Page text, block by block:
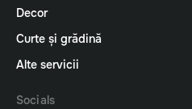
Decor
Curte și grădină
Alte servicii
Socials